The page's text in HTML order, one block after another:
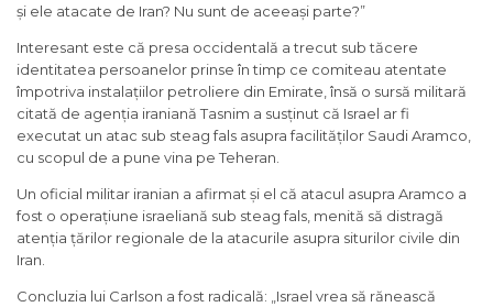
și ele atacate de Iran? Nu sunt de aceeași parte?”
Interesant este că presa occidentală a trecut sub tăcere
identitatea persoanelor prinse în timp ce comiteau atentate
împotriva instalațiilor petroliere din Emirate, însă o sursă militară
citată de agenția iraniană Tasnim a susținut că Israel ar fi
executat un atac sub steag fals asupra facilităților Saudi Aramco,
cu scopul de a pune vina pe Teheran.
Un oficial militar iranian a afirmat și el că atacul asupra Aramco a
fost o operațiune israeliană sub steag fals, menită să distragă
atenția țărilor regionale de la atacurile asupra siturilor civile din
Iran.
Concluzia lui Carlson a fost radicală: „Israel vrea să rănească